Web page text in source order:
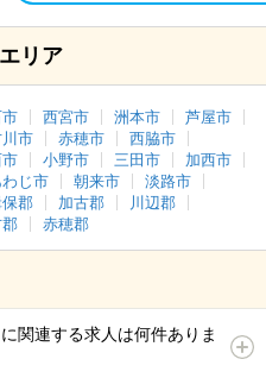
リア
西宮市 洲本市
芦屋市
市 赤穂市
西脇市
市 小野市 三田市
加西市
じ市 朝来市
淡路市
郡 加古郡
川辺郡
赤穂郡
関連する求人は何件ありま